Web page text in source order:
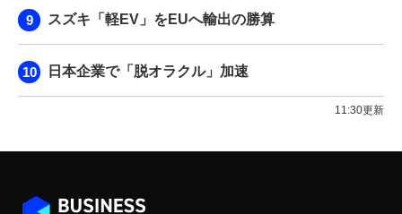
スズキ「軽EV」をEUへ輸出の勝算
日本企業で「脱オラクル」加速
11:30更新